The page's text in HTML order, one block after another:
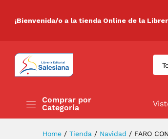
¡Bienvenida/o a la tienda Online de la
Comprar por
Categoría
Promociones
Home / Tienda / Navidad / FARO